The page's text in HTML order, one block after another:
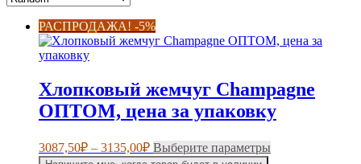
РАСПРОДАЖА! -5%
Хлопковый жемчуг Champagne
ОПТОМ, цена за упаковку
3087,50₽ – 3135,00₽Диапазон
цен:
Выберите параметрыЭтот